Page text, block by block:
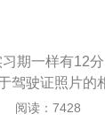
一种具有一定
期一样有12
驾驶证照片的
晰、层次丰富
阅读：7428